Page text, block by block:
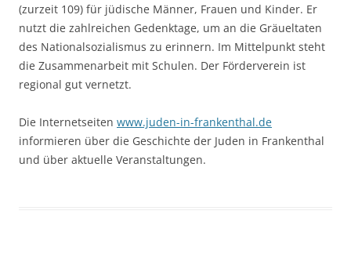
(zurzeit 109) für jüdische Männer, Frauen und Kinder. Er
nutzt die zahlreichen Gedenktage, um an die Gräueltaten
des Nationalsozialismus zu erinnern. Im Mittelpunkt steht
die Zusammenarbeit mit Schulen. Der Förderverein ist
regional gut vernetzt.
Die Internetseiten www.juden-in-frankenthal.de
informieren über die Geschichte der Juden in Frankenthal
und über aktuelle Veranstaltungen.